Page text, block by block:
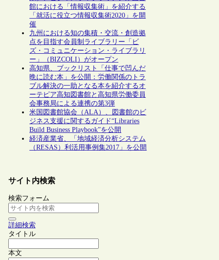
館における「情報収集術」を紹介する
「就活に役立つ情報収集術2020」を開
催
九州における知の集積・交流・創造拠
点を目指す会員制ライブラリー「ビ
ズ・コミュニケーション・ライブラリ
ー」（BIZCOLI）がオープン
高知県、ブックリスト「仕事で凹んだ
晩に読む本」を公開：労働関係のトラ
ブル解決の一助となる本を紹介するオ
ーテピア高知図書館と高知県労働委員
会事務局による連携の第3弾
米国図書館協会（ALA）、図書館のビ
ジネス支援に関するガイド“Libraries
Build Business Playbook”を公開
経済産業省、「地域経済分析システム
（RESAS）利活用事例集2017」を公開
サイト内検索
検索フォーム
詳細検索
タイトル
本文